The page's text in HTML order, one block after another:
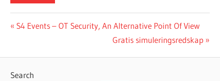
Post
Previous
S4 Events – OT Security, An Alternative Point Of View
Next
Gratis simuleringsredskap
Search